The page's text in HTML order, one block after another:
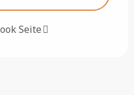
Seite